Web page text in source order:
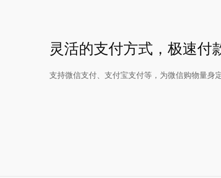
灵活的支付方式，极速付
支持微信支付、支付宝支付等，为微信购物量身